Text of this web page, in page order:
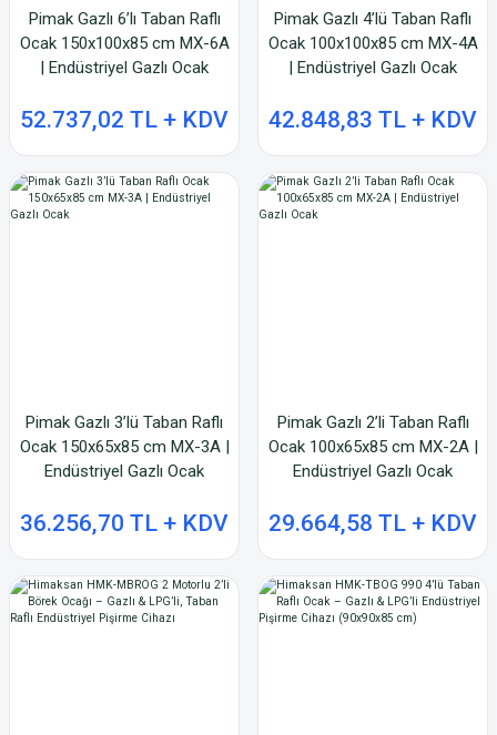
Pimak Gazlı 6’lı Taban Raflı
Ocak 150x100x85 cm MX-6A
| Endüstriyel Gazlı Ocak
52.737,02 TL + KDV
Pimak Gazlı 4’lü Taban Raflı
Ocak 100x100x85 cm MX-4A
| Endüstriyel Gazlı Ocak
42.848,83 TL + KDV
Pimak Gazlı 3’lü Taban Raflı
Ocak 150x65x85 cm MX-3A |
Endüstriyel Gazlı Ocak
36.256,70 TL + KDV
Pimak Gazlı 2’li Taban Raflı
Ocak 100x65x85 cm MX-2A |
Endüstriyel Gazlı Ocak
29.664,58 TL + KDV